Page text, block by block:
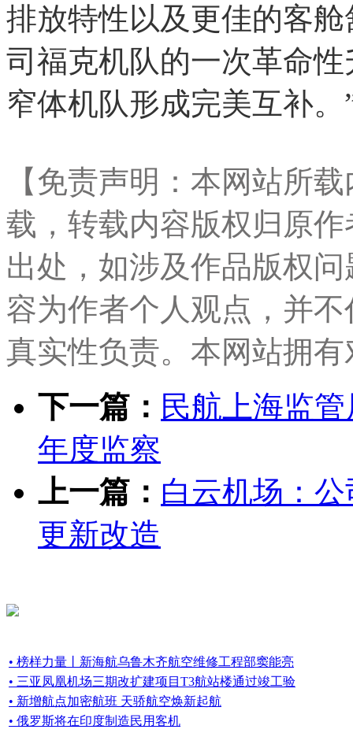
排放特性以及更佳的客
司福克机队的一次革命
窄体机队形成完美互补。
【免责声明：本网站所
载，转载内容版权归原
出处，如涉及作品版权
容为作者个人观点，并
真实性负责。本网站拥
下一篇： 民航上海监
年度监察
上一篇： 白云机场：
更新改造
• 榜样力量丨新海航乌鲁木齐航空维修工程部窦能亮
• 三亚凤凰机场三期改扩建项目T3航站楼通过竣工验
• 新增航点加密航班 天骄航空焕新起航
• 俄罗斯将在印度制造民用客机